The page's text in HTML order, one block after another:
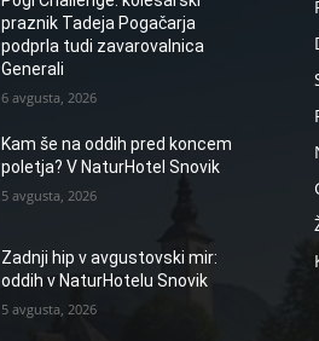
praznik Tadeja Pogačarja
podprla tudi zavarovalnica
Generali
6 avgusta, 2026
Kam še na oddih pred koncem
poletja? V NaturHotel Snovik
5 avgusta, 2026
Zadnji hip v avgustovski mir:
oddih v NaturHotelu Snovik
5 avgusta, 2026